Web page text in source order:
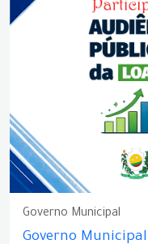
Governo Municipal
Governo